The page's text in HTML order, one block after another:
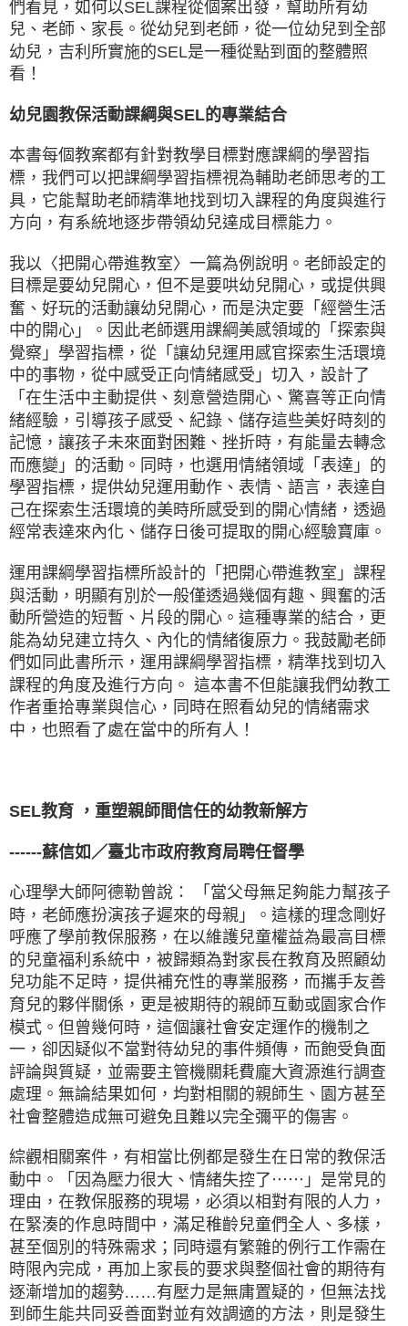
們看見，如何以SEL課程從個案出發，幫助所有幼
兒、老師、家長。從幼兒到老師，從一位幼兒到全部
幼兒，吉利所實施的SEL是一種從點到面的整體照
看！
幼兒園教保活動課綱與SEL的專業結合
本書每個教案都有針對教學目標對應課綱的學習指
標，我們可以把課綱學習指標視為輔助老師思考的工
具，它能幫助老師精準地找到切入課程的角度與進行
方向，有系統地逐步帶領幼兒達成目標能力。
我以〈把開心帶進教室〉一篇為例說明。老師設定的
目標是要幼兒開心，但不是要哄幼兒開心，或提供興
奮、好玩的活動讓幼兒開心，而是決定要「經營生活
中的開心」。因此老師選用課綱美感領域的「探索與
覺察」學習指標，從「讓幼兒運用感官探索生活環境
中的事物，從中感受正向情緒感受」切入，設計了
「在生活中主動提供、刻意營造開心、驚喜等正向情
緒經驗，引導孩子感受、紀錄、儲存這些美好時刻的
記憶，讓孩子未來面對困難、挫折時，有能量去轉念
而應變」的活動。同時，也選用情緒領域「表達」的
學習指標，提供幼兒運用動作、表情、語言，表達自
己在探索生活環境的美時所感受到的開心情緒，透過
經常表達來內化、儲存日後可提取的開心經驗寶庫。
運用課綱學習指標所設計的「把開心帶進教室」課程
與活動，明顯有別於一般僅透過幾個有趣、興奮的活
動所營造的短暫、片段的開心。這種專業的結合，更
能為幼兒建立持久、內化的情緒復原力。我鼓勵老師
們如同此書所示，運用課綱學習指標，精準找到切入
課程的角度及進行方向。 這本書不但能讓我們幼教工
作者重拾專業與信心，同時在照看幼兒的情緒需求
中，也照看了處在當中的所有人！
SEL教育 ，重塑親師間信任的幼教新解方
------蘇信如／臺北市政府教育局聘任督學
心理學大師阿德勒曾說： 「當父母無足夠能力幫孩子
時，老師應扮演孩子遲來的母親」。這樣的理念剛好
呼應了學前教保服務，在以維護兒童權益為最高目標
的兒童福利系統中，被歸類為對家長在教育及照顧幼
兒功能不足時，提供補充性的專業服務，而攜手友善
育兒的夥伴關係，更是被期待的親師互動或園家合作
模式。但曾幾何時，這個讓社會安定運作的機制之
一，卻因疑似不當對待幼兒的事件頻傳，而飽受負面
評論與質疑，並需要主管機關耗費龐大資源進行調查
處理。無論結果如何，均對相關的親師生、園方甚至
社會整體造成無可避免且難以完全彌平的傷害。
綜觀相關案件，有相當比例都是發生在日常的教保活
動中。「因為壓力很大、情緒失控了⋯⋯」是常見的
理由，在教保服務的現場，必須以相對有限的人力，
在緊湊的作息時間中，滿足稚齡兒童們全人、多樣，
甚至個別的特殊需求；同時還有繁雜的例行工作需在
時限內完成，再加上家長的要求與整個社會的期待有
逐漸增加的趨勢……有壓力是無庸置疑的，但無法找
到師生能共同妥善面對並有效調適的方法，則是發生